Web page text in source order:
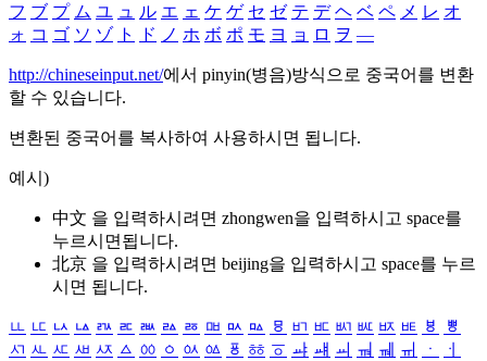
フ ブ プ ム ユ ュ ル エ ェ ケ ゲ セ ゼ テ デ ヘ ベ ペ メ レ オ
ォ コ ゴ ソ ゾ ト ド ノ ホ ボ ポ モ ヨ ョ ロ ヲ ―
http://chineseinput.net/에서 pinyin(병음)방식으로 중국어를 변환
할 수 있습니다.
변환된 중국어를 복사하여 사용하시면 됩니다.
예시)
中文 을 입력하시려면 zhongwen을 입력하시고 space를
누르시면됩니다.
北京 을 입력하시려면 beijing을 입력하시고 space를 누르
시면 됩니다.
ㅥ ㅦ ㅧ ㅨ ㅩ ㅪ ㅫ ㅬ ㅭ ㅮ ㅯ ㅰ ㅱ ㅲ ㅳ ㅴ ㅵ ㅶ ㅷ ㅸ
ㅹ
ㅺ ㅻ ㅼ ㅽ ㅾ ㅿ ㆀ ㆁ ㆂ ㆃ ㆄ ㆅ ㆆ ㆇ ㆈ ㆉ ㆊ ㆋ ㆌ ㆍ
ㆎ